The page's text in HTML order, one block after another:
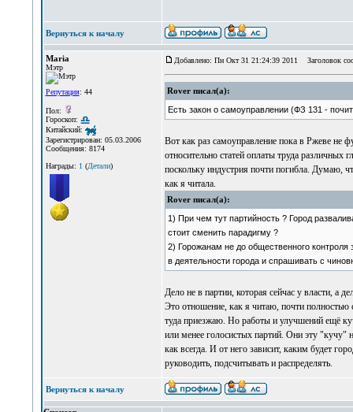
Вернуться к началу
Maria
Мэтр
Репутация: 44
Пол:
Гороскоп:
Китайский:
Зарегистрирован: 05.03.2006
Сообщения: 8174
Награды: 1(Детали)
Добавлено: Пн Окт 31 21:24:39 2011 Заголовок
Rover писал(а):
Есть закон о самоуправлении (ФЗ 131 -
Вот как раз самоуправление пока в Ржеве не
относительно статей оплаты труда различных
поскольку индустрия почти погибла. Думаю,
как я читала.
Rover писал(а):
1) При чем тут партийность ? Город
стоит сменить парадигму ?
2) Горожанам не до общественного контроля
в деятельности города и спрашивать с
Дело не в партии, которая сейчас у власти, а
Это отношение, как я читаю, почти
туда приезжаю. Но работы и улучшений ещё
или менее голосистых партий. Они эту "кучу"
как всегда. И от него зависит, каким будет
руководить, подсчитывать и распределять.
Вернуться к началу